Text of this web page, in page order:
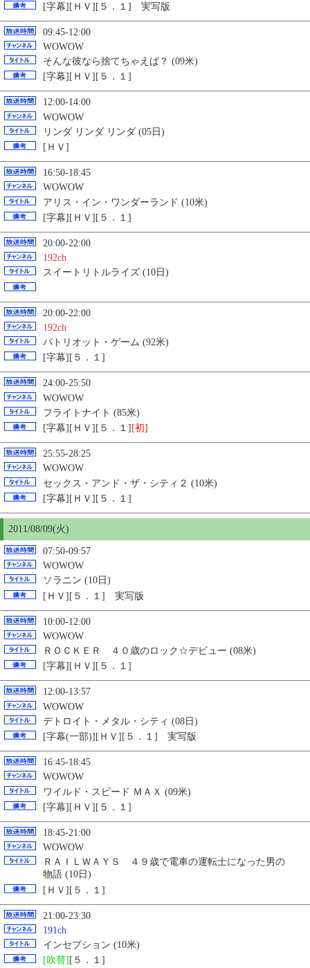
[字幕][ＨＶ][５．１] 実写版
09:45-12:00
WOWOW
そんな彼なら捨てちゃえば？ (09米)
[字幕][ＨＶ][５．１]
12:00-14:00
WOWOW
リンダ リンダ リンダ (05日)
[ＨＶ]
16:50-18:45
WOWOW
アリス・イン・ワンダーランド (10米)
[字幕][ＨＶ][５．１]
20:00-22:00
192ch
スイートリトルライズ (10日)
20:00-22:00
192ch
パトリオット・ゲーム (92米)
[字幕][５．１]
24:00-25:50
WOWOW
フライトナイト (85米)
[字幕][ＨＶ][５．１] [初]
25:55-28:25
WOWOW
セックス・アンド・ザ・シティ２ (10米)
[字幕][ＨＶ][５．１]
2011/08/09(火)
07:50-09:57
WOWOW
ソラニン (10日)
[ＨＶ][５．１] 実写版
10:00-12:00
WOWOW
ＲＯＣＫＥＲ ４０歳のロック☆デビュー (08米)
[字幕][ＨＶ][５．１]
12:00-13:57
WOWOW
デトロイト・メタル・シティ (08日)
[字幕(一部)][ＨＶ][５．１] 実写版
16:45-18:45
WOWOW
ワイルド・スピード ＭＡＸ (09米)
[字幕][ＨＶ][５．１]
18:45-21:00
WOWOW
ＲＡＩＬＷＡＹＳ ４９歳で電車の運転士になった男の
物語 (10日)
[ＨＶ][５．１]
21:00-23:30
191ch
インセプション (10米)
[吹替] [５．１]